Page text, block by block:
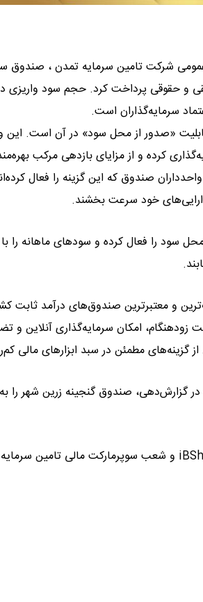
شرکت تامین سرمایه تمدن ، صندوق
سرمایه‌گذاران است.
«صدور از محل سود» در آن است. این
دارایی‌های خود سرعت بخشند.
سود را فعال کرده و سودهای ماهانه را
و معتبرترین صندوق‌های درآمد
امکان سرمایه‌گذاری آنلاین و
مطمئن در سبد ابزارهای مالی
صندوق گنجینه زرین شهر را به